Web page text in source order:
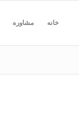
خانه مشاوره